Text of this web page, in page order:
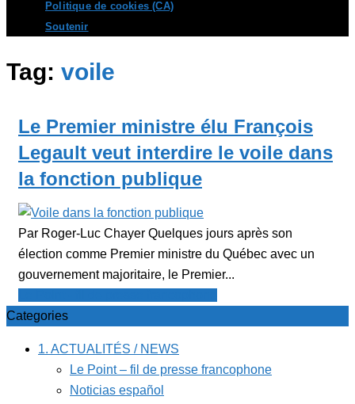
Politique de cookies (CA)
Soutenir
Tag: voile
Le Premier ministre élu François
Legault veut interdire le voile dans
la fonction publique
Par Roger-Luc Chayer Quelques jours après son
élection comme Premier ministre du Québec avec un
gouvernement majoritaire, le Premier...
Categories
1. ACTUALITÉS / NEWS
Le Point – fil de presse francophone
Noticias español